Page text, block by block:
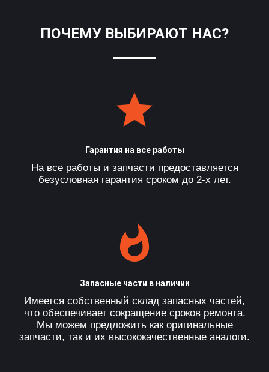
ПОЧЕМУ ВЫБИРАЮТ НАС?
Гарантия на все работы
На все работы и запчасти предоставляется
безусловная гарантия сроком до 2-х лет.
Запасные части в наличии
Имеется собственный склад запасных частей,
что обеспечивает сокращение сроков ремонта.
Мы можем предложить как оригинальные
запчасти, так и их высококачественные аналоги.